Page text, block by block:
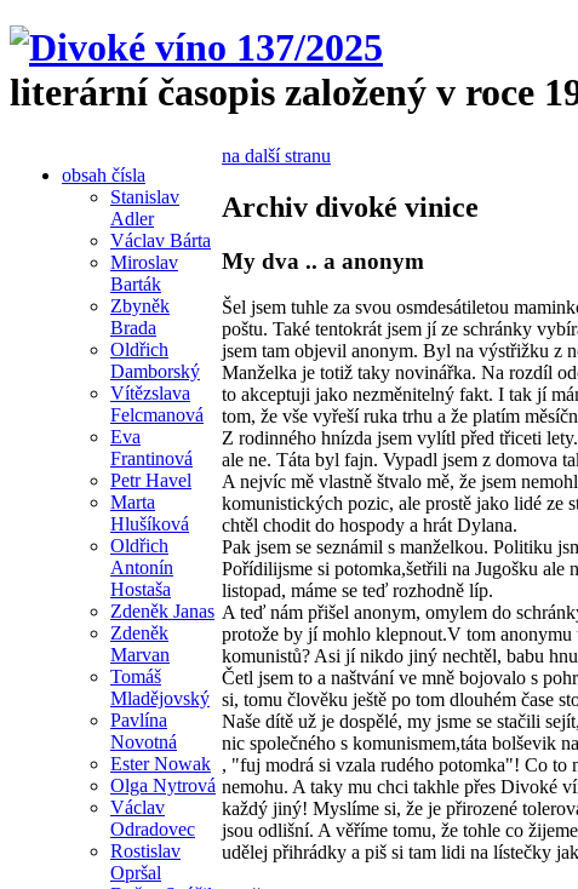
literární časopis založený v roce
obsah čísla
Stanislav
Adler
Václav Bárta
Miroslav
Barták
Zbyněk
Brada
Oldřich
Damborský
Vítězslava
Felcmanová
Eva
Frantinová
Petr Havel
Marta
Hlušíková
Oldřich
Antonín
Hostaša
Zdeněk Janas
Zdeněk
Marvan
Tomáš
Mladějovský
Pavlína
Novotná
Ester Nowak
Olga Nytrová
Václav
Odradovec
Rostislav
Opršal
na další stranu
Archiv divoké vinice
My dva .. a anonym
Šel jsem tuhle za svou osmdesátiletou
poštu. Také tentokrát jsem jí ze schránky
jsem tam objevil anonym. Byl na výstřižku z
Manželka je totiž taky novinářka. Na rozdíl
to akceptuji jako nezměnitelný fakt. I tak jí
tom, že vše vyřeší ruka trhu a že platím
Z rodinného hnízda jsem vylítl před třiceti
ale ne. Táta byl fajn. Vypadl jsem z domova
A nejvíc mě vlastně štvalo mě, že jsem
komunistických pozic, ale prostě jako lidé ze
chtěl chodit do hospody a hrát Dylana.
Pak jsem se seznámil s manželkou. Politiku
Pořídilijsme si potomka,šetřili na Jugošku ale
listopad, máme se teď rozhodně líp.
A teď nám přišel anonym, omylem do
protože by jí mohlo klepnout.V tom
komunistů? Asi jí nikdo jiný nechtěl, babu
Četl jsem to a naštvání ve mně bojovalo s
si, tomu člověku ještě po tom dlouhém čase
Naše dítě už je dospělé, my jsme se stačili
nic společného s komunismem,táta bolševik
, "fuj modrá si vzala rudého potomka"! Co to
nemohu. A taky mu chci takhle přes Divoké
každý jiný! Myslíme si, že je přirozené
jsou odlišní. A věříme tomu, že tohle co
udělej přihrádky a piš si tam lidi na lístečky